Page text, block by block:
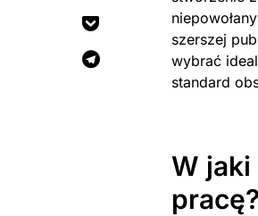
szerszej
wybrać
standard
W jaki
pracę?